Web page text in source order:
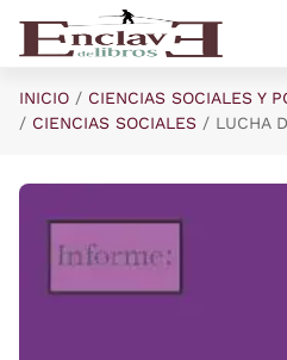
Saltar al contenido principal
INICIO
CIENCIAS SOCIALES Y
CIENCIAS SOCIALES
LUCHA